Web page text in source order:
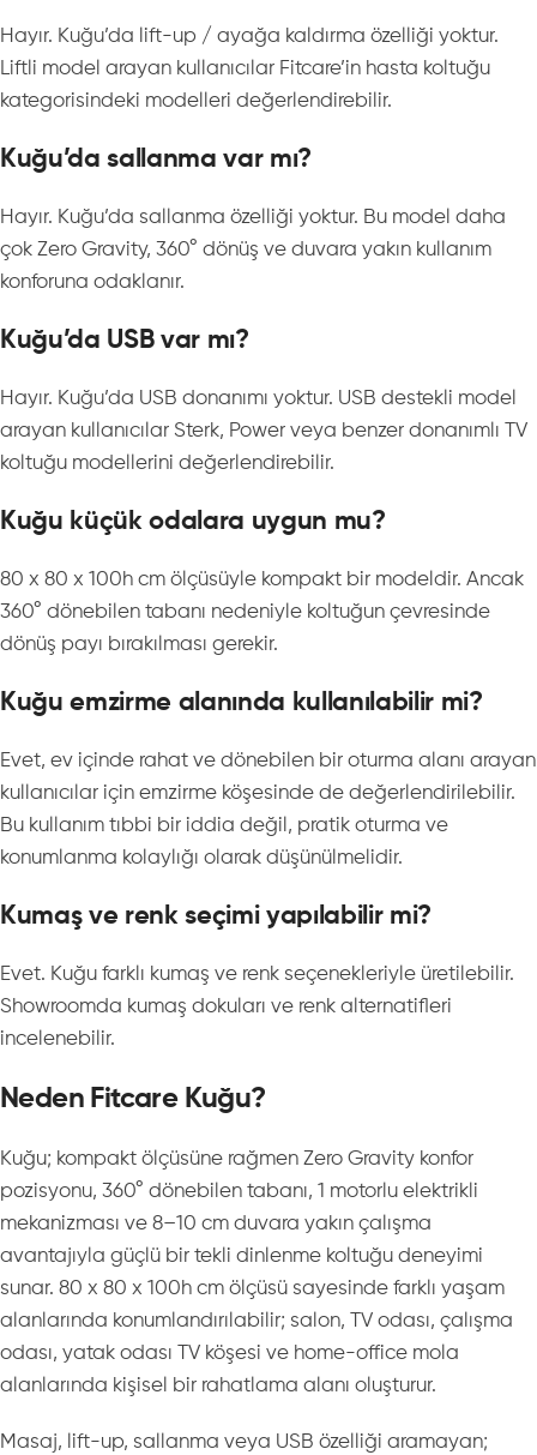
Hayır. Kuğu’da lift-up / ayağa kaldırma özelliği yoktur.
Liftli model arayan kullanıcılar Fitcare’in hasta koltuğu
kategorisindeki modelleri değerlendirebilir.
Kuğu’da sallanma var mı?
Hayır. Kuğu’da sallanma özelliği yoktur. Bu model daha
çok Zero Gravity, 360° dönüş ve duvara yakın kullanım
konforuna odaklanır.
Kuğu’da USB var mı?
Hayır. Kuğu’da USB donanımı yoktur. USB destekli model
arayan kullanıcılar Sterk, Power veya benzer donanımlı TV
koltuğu modellerini değerlendirebilir.
Kuğu küçük odalara uygun mu?
80 x 80 x 100h cm ölçüsüyle kompakt bir modeldir. Ancak
360° dönebilen tabanı nedeniyle koltuğun çevresinde
dönüş payı bırakılması gerekir.
Kuğu emzirme alanında kullanılabilir mi?
Evet, ev içinde rahat ve dönebilen bir oturma alanı arayan
kullanıcılar için emzirme köşesinde de değerlendirilebilir.
Bu kullanım tıbbi bir iddia değil, pratik oturma ve
konumlanma kolaylığı olarak düşünülmelidir.
Kumaş ve renk seçimi yapılabilir mi?
Evet. Kuğu farklı kumaş ve renk seçenekleriyle üretilebilir.
Showroomda kumaş dokuları ve renk alternatifleri
incelenebilir.
Neden Fitcare Kuğu?
Kuğu; kompakt ölçüsüne rağmen Zero Gravity konfor
pozisyonu, 360° dönebilen tabanı, 1 motorlu elektrikli
mekanizması ve 8–10 cm duvara yakın çalışma
avantajıyla güçlü bir tekli dinlenme koltuğu deneyimi
sunar. 80 x 80 x 100h cm ölçüsü sayesinde farklı yaşam
alanlarında konumlandırılabilir; salon, TV odası, çalışma
odası, yatak odası TV köşesi ve home-office mola
alanlarında kişisel bir rahatlama alanı oluşturur.
Masaj, lift-up, sallanma veya USB özelliği aramayan;